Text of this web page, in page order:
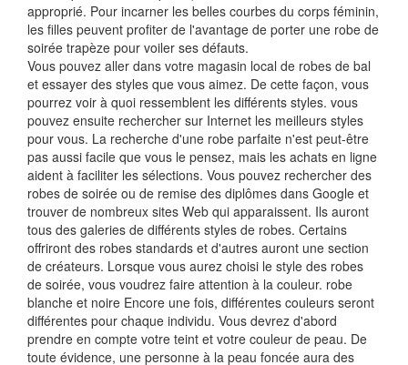
approprié. Pour incarner les belles courbes du corps féminin,
les filles peuvent profiter de l'avantage de porter une robe de
soirée trapèze pour voiler ses défauts.
Vous pouvez aller dans votre magasin local de robes de bal
et essayer des styles que vous aimez. De cette façon, vous
pourrez voir à quoi ressemblent les différents styles. vous
pouvez ensuite rechercher sur Internet les meilleurs styles
pour vous. La recherche d'une robe parfaite n'est peut-être
pas aussi facile que vous le pensez, mais les achats en ligne
aident à faciliter les sélections. Vous pouvez rechercher des
robes de soirée ou de remise des diplômes dans Google et
trouver de nombreux sites Web qui apparaissent. Ils auront
tous des galeries de différents styles de robes. Certains
offriront des robes standards et d'autres auront une section
de créateurs. Lorsque vous aurez choisi le style des robes
de soirée, vous voudrez faire attention à la couleur. robe
blanche et noire Encore une fois, différentes couleurs seront
différentes pour chaque individu. Vous devrez d'abord
prendre en compte votre teint et votre couleur de peau. De
toute évidence, une personne à la peau foncée aura des